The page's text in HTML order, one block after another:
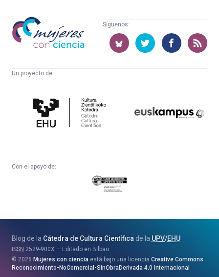
Mujeres
con
ciencia
Síguenos:
Un proyecto de:
Cultura
Científica
Con el apoyo de:
Eusko
Jaurlaritza
eta
Berrikuntza
Saila
Blog de la Cátedra de Cultura Científica de la UPV/EHU
ISSN 2529-900X
Editado en Bilbao
2026 Mujeres con ciencia está bajo una licencia Creative Commons
Reconocimiento-NoComercial-SinObraDerivada 4.0 Internacional